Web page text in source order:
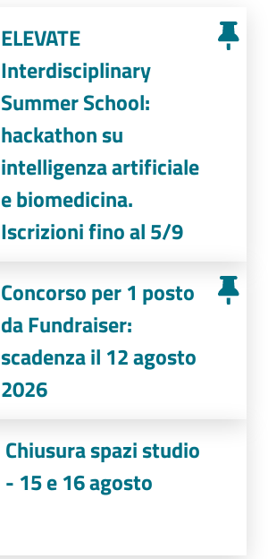
ELEVATE
Interdisciplinary
Summer School:
hackathon su
intelligenza artificiale
e biomedicina.
Iscrizioni fino al 5/9
Concorso per 1 posto
da Fundraiser:
scadenza il 12 agosto
2026
Chiusura spazi studio
- 15 e 16 agosto